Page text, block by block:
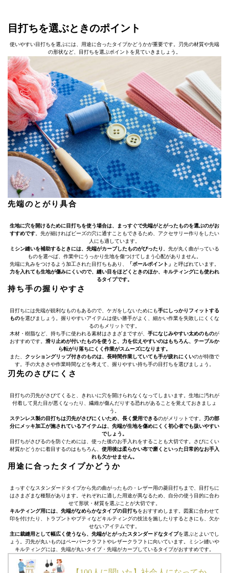
目打ちを選ぶときのポイント
使いやすい目打ちを選ぶには、用途に合ったタイプかどうかが重要です。刃先の材質や先端
の形状など、目打ちを選ぶポイントを見ていきましょう。
先端のとがり具合
生地に穴を開けるために目打ちを使う場合は、まっすぐで先端がとがったものを選ぶのがお
すすめです 。先が細ければビーズの穴に通すこともできるため、アクセサリー作りをしたい
人にも適しています。
ミシン縫いを補助するときには、先端がカーブしたものがぴったり
。先が丸く曲がっている
ものを選べば、作業中にうっかり生地を傷つけてしまう心配がありません。
先端に丸みをつけるよう加工された目打ちもあり、
「ボールポイント」
と呼ばれています。
力を入れても生地が傷みにくいので、縫い目をほどくときのほか、キルティングにも使われ
るタイプです。
持ち手の握りやすさ
目打ちには先端が鋭利なものもあるので、ケガをしないためにも手にしっかりフィットする
ものを選びましょう。握りやすいアイテムは使い勝手がよく、細かい作業を失敗しにくくな
るのもメリットです。
木材・樹脂など、持ち手に使われる素材はさまざまですが、 手になじみやすい太めのものが
おすすめです。 滑り止めが付いたものを使うと、力を伝えやすいのはもちろん、テーブルか
ら転がり落ちにくく作業がスムーズになります。
また、 クッショングリップ付きのものは、長時間作業していても手が疲れにくいのが特徴で
す。手の大きさや作業時間などを考えて、握りやすい持ち手の目打ちを選びましょう。
刃先のさびにくさ
目打ちの刃先がさびてくると、きれいに穴を開けられなくなってしまいます。生地に汚れが
付着して見た目が悪くなったり、繊維が傷んだりする恐れがあることを覚えておきましょ
う。
ステンレス製の目打ちは刃先がさびにくいため、長く愛用できるのがメリットです。 刃の部
分にメッキ加工が施されているアイテムは、先端が生地を傷めにくく初心者でも扱いやすい
でしょう。
目打ちがさびるのを防ぐためには、使った後のお手入れをすることも大切です。さびにくい
材質かどうかに着目するのはもちろん、 使用後は柔らかい布で磨くといった日常的なお手入
れも欠かせません。
用途に合ったタイプかどうか
まっすぐなスタンダードタイプから先の曲がったもの・レザー用の菱目打ちまで、目打ちに
はさまざまな種類があります。それぞれに適した用途が異なるため、自分の使う目的に合わ
せて形状・材質を選ぶことが大切です。
キルティング用には、先端がなめらかなタイプの目打ちをおすすめします。図案に合わせて
印を付けたり、トラプントやブティなどキルティングの技法を施したりするときにも、欠か
せないアイテムです。
主に裁縫用として幅広く使うなら、先端がとがったスタンダードなタイプを選ぶとよいでし
ょう。刃先が丸いものはペーパークラフトやレザークラフトに向いています。ミシン縫いや
キルティングには、先端が丸いタイプ・先端がカーブしているタイプがおすすめです。